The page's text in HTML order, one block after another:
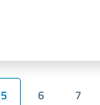
5 6 7